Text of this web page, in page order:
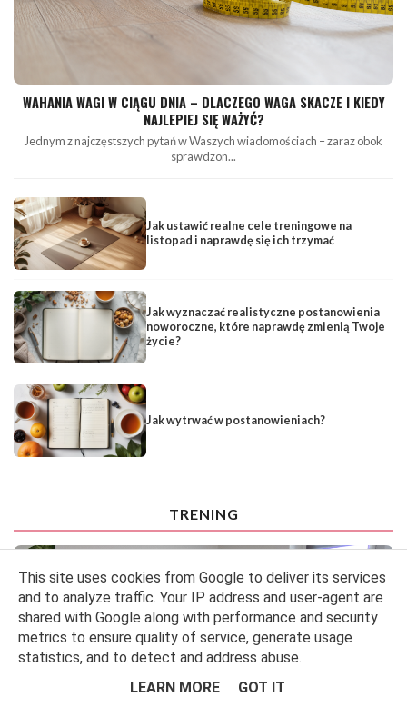
WAHANIA WAGI W CIĄGU DNIA – DLACZEGO WAGA SKACZE I KIEDY
NAJLEPIEJ SIĘ WAŻYĆ?
Jednym z najczęstszych pytań w Waszych wiadomościach – zaraz obok
sprawdzon...
Jak ustawić realne cele treningowe na
listopad i naprawdę się ich trzymać
Jak wyznaczać realistyczne postanowienia
noworoczne, które naprawdę zmienią Twoje
życie?
Jak wytrwać w postanowieniach?
TRENING
This site uses cookies from Google to deliver its services
and to analyze traffic. Your IP address and user-agent are
shared with Google along with performance and security
metrics to ensure quality of service, generate usage
statistics, and to detect and address abuse.
LEARN MORE
GOT IT